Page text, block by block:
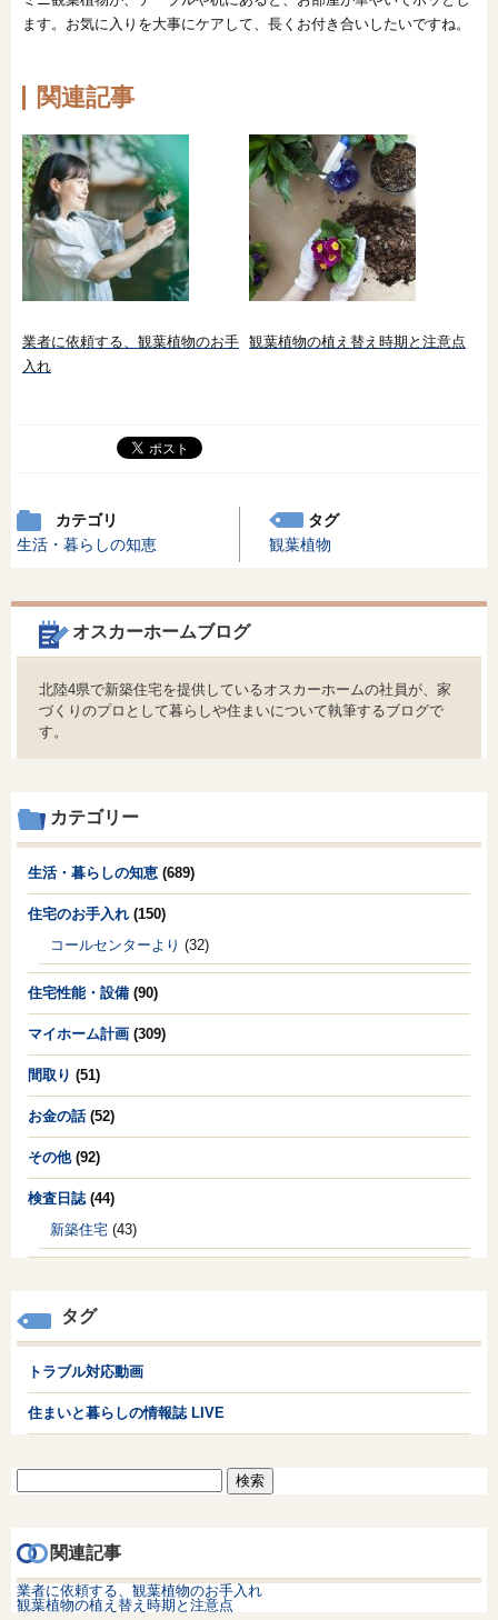
ます。お気に入りを大事にケアして、長くお付き合いしたいですね。
関連記事
業者に依頼する、観葉植物のお手
入れ
観葉植物の植え替え時期と注意点
カテゴリ
生活・暮らしの知恵
タグ
観葉植物
オスカーホームブログ
北陸4県で新築住宅を提供しているオスカーホームの社員が、家
づくりのプロとして暮らしや住まいについて執筆するブログで
す。
カテゴリー
生活・暮らしの知恵 (689)
住宅のお手入れ (150)
コールセンターより (32)
住宅性能・設備 (90)
マイホーム計画 (309)
間取り (51)
お金の話(52)
その他(92)
検査日誌(44)
新築住宅 (43)
タグ
トラブル対応動画
住まいと暮らしの情報誌 LIVE
関連記事
業者に依頼する、観葉植物のお手入れ
観葉植物の植え替え時期と注意点